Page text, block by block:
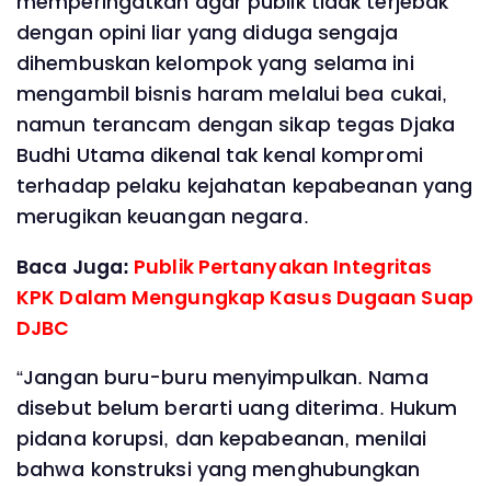
dengan opini liar yang diduga sengaja
dihembuskan kelompok yang selama ini
mengambil bisnis haram melalui bea cukai,
namun terancam dengan sikap tegas Djaka
Budhi Utama dikenal tak kenal kompromi
terhadap pelaku kejahatan kepabeanan yang
merugikan keuangan negara.
Baca Juga: Publik Pertanyakan Integritas
KPK Dalam Mengungkap Kasus Dugaan Suap
DJBC
“Jangan buru-buru menyimpulkan. Nama
disebut belum berarti uang diterima. Hukum
pidana korupsi, dan kepabeanan, menilai
bahwa konstruksi yang menghubungkan